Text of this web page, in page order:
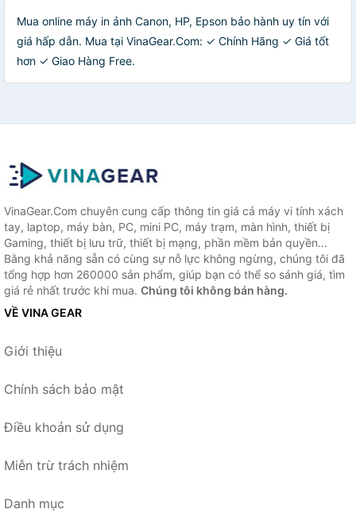
Mua online máy in ảnh Canon, HP, Epson bảo hành uy tín với
giá hấp dẫn. Mua tại VinaGear.Com: ✓ Chính Hãng ✓ Giá tốt
hơn ✓ Giao Hàng Free.
VinaGear.Com chuyên cung cấp thông tin giá cả máy vi tính xách
tay, laptop, máy bàn, PC, mini PC, máy trạm, màn hình, thiết bị
Gaming, thiết bị lưu trữ, thiết bị mạng, phần mềm bản quyền...
Bằng khả năng sẵn có cùng sự nỗ lực không ngừng, chúng tôi đã
tổng hợp hơn 260000 sản phẩm, giúp bạn có thể so sánh giá, tìm
giá rẻ nhất trước khi mua. Chúng tôi không bán hàng.
VỀ VINA GEAR
Giới thiệu
Chính sách bảo mật
Điều khoản sử dụng
Miễn trừ trách nhiệm
Danh mục